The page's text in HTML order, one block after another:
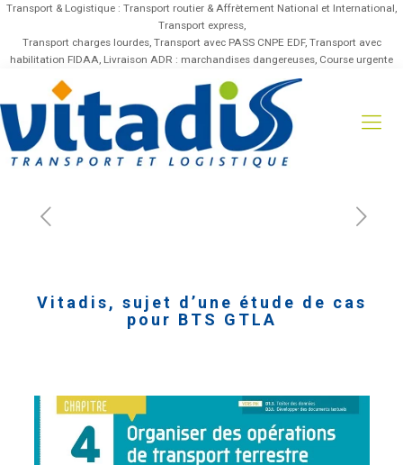
Transport & Logistique : Transport routier & Affrètement National et International,
Transport express,
Transport charges lourdes, Transport avec PASS CNPE EDF, Transport avec
habilitation FIDAA, Livraison ADR : marchandises dangereuses, Course urgente
Vitadis, sujet d’une étude de cas
pour BTS GTLA